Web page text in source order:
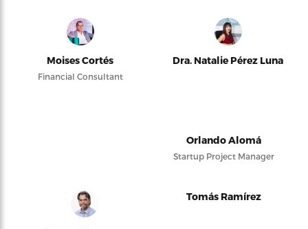
Moises Cortés
Financial Consultant
Dra. Natalie Pérez Luna
Orlando Alomá
Startup Project Manager
Tomás Ramírez